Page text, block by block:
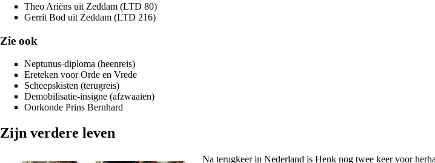
Theo Ariëns uit Zeddam (LTD 80)
Gerrit Bod uit Zeddam (LTD 216)
Zie ook
Neptunus-diploma (heenreis)
Ereteken voor Orde en Vrede
Scheepskisten (terugreis)
Demobilisatie-insigne (afzwaaien)
Oorkonde Prins Bernhard
Zijn verdere leven
Na terugkeer in Nederland is Henk nog twee keer voor